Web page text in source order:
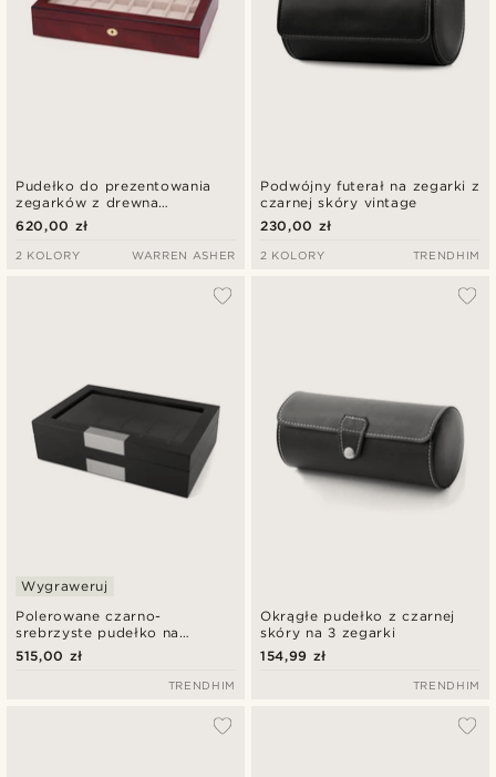
Pudełko do prezentowania
zegarków z drewna
wiśniowego - 24 zegarki
620,00 zł
2 KOLORY WARREN ASHER
Podwójny futerał na zegarki z
czarnej skóry vintage
230,00 zł
2 KOLORY TRENDHIM
Polerowane czarno-
srebrzyste pudełko na
zegarki - 10 zegarków
Wygraweruj
515,00 zł
TRENDHIM
Okrągłe pudełko z czarnej
skóry na 3 zegarki
154,99 zł
TRENDHIM